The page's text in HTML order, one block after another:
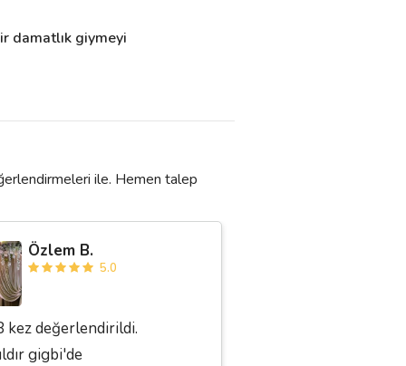
damatlık giymeyi
ile. Hemen talep
Özlem B.
5.0
kez değerlendirildi.
gigbi'de